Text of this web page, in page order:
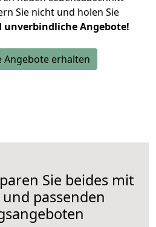
Sie nicht und holen Sie
unverbindliche Angebote!
Angebote erhalten
Sie beides mit
passenden